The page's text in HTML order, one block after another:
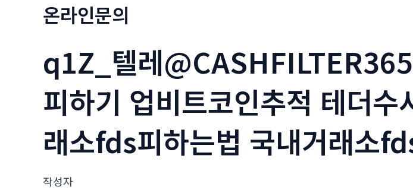
온라인문의
q1Z_텔레
피하기 업비트코인추적 테더
래소fds피하는법 국내거래소
작성자